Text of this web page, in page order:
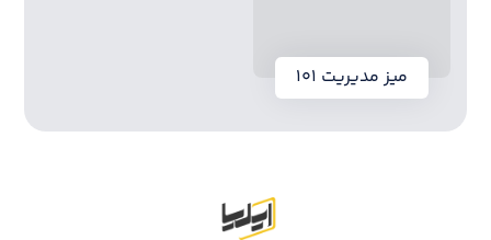
میز مدیریت ۱۰۱